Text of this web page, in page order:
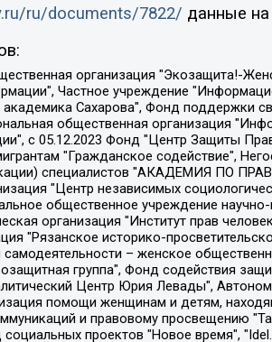
ru/documents/7822/ данные на
центр "Анна", Фонд содействия развитию массовых коммуникаций и правовому просвещению "Так-так-Так", Фонд содействия устойчивому развитию "Серебряная тайга", Свердловский региональный общественный фонд социальных проектов "Новое время", "Idel.Реалии", Кавказ.Реалии, Крым.Реалии, Телеканал Настоящее Время, Татаро-башкирская служба Радио Свобода (Azatliq Radiosi), Радио Свободная Европа/Радио Свобода (PCE/PC), "Сибирь.Реалии", "Фактограф", Благотворительный фонд помощи осужденным и их семьям, Автономная некоммерческая организация "Институт глобализации и социальных движений", Фонд "В защиту прав заключенных", Частное учреждение "Центр поддержки и содействия развитию средств массовой информации", Пензенский региональный общественный благотворительный фонд "Гражданский союз", "Север.Реалии", Некоммерческая организация Фонд "Правовая инициатива", Общество с ограниченной ответственностью "Радио Свободная Европа/Радио Свобода", Чешское информационное агентство "MEDIUM-ORIENT", Красноярская региональная общественная организация "Мы против СПИДа", Камалягин Денис Николаевич, Маркелов Сергей Евгеньевич, Пономарев Лев Александрович, Савицкая Людмила Алексеевна, Автономная некоммерческая организация "Центр по работе с проблемой насилия "НАСИЛИЮ.НЕТ", Межрегиональный профессиональный союз работников здравоохранения "Альянс врачей", Юридическое лицо, зарегистрированное в Латвийской Республике, SIA "Medusa Project" (регистрационный номер 40103797863, дата регистрации 10.06.2014), Некоммерческая организация "Фонд по борьбе с коррупцией", Автономная некоммерческая организация "Институт права и публичной политики", Баданин Роман Сергеевич, Гликин Максим Александрович, Железнова Мария Михайловна, Лукьянова Юлия Сергеевна, Маетная Елизавета Витальевна, Маняхин Петр Борисович, Чуракова Ольга Владимировна, Ярош Юлия Петровна, Юридическое лицо "The Insider SIA", зарегистрированное в Риге, Латвийская Республика (дата регистрации 26.06.2015), являющееся администратором доменного имени интернет-издания "The Insider SIA", https://theins.ru, Постернак Алексей Евгеньевич, Рубин Михаил Аркадьевич, Анин Роман Александрович, Юридическое лицо Istories fonds, зарегистрированное в Латвийской Республике (регистрационный номер 50008295751, дата регистрации 24.02.2020), Великовский Дмитрий Александрович, Долинина Ирина Николаевна, Мароховская Алеся Алексеевна, Шлейнов Роман